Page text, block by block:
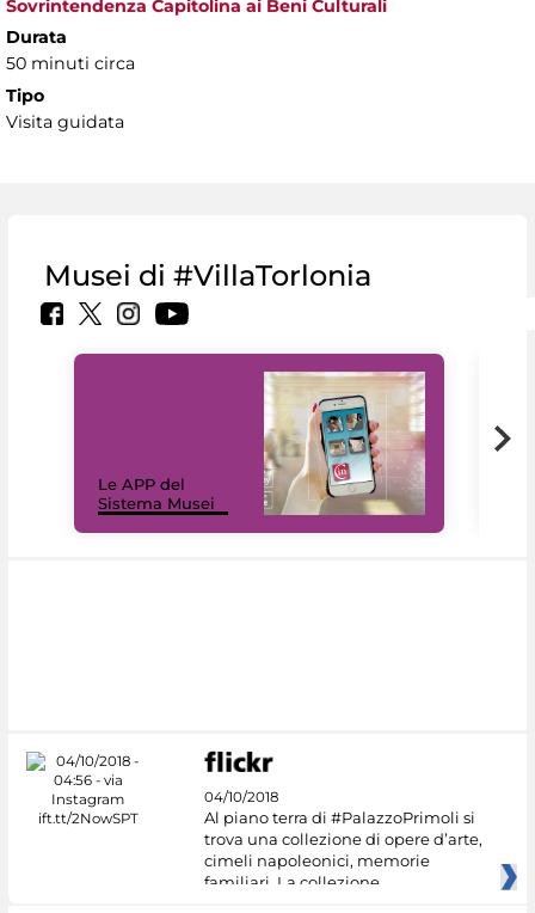
Sovrintendenza Capitolina ai Beni Culturali
Durata
50 minuti circa
Tipo
Visita guidata
Musei di #VillaTorlonia
Le APP del
Sistema Musei
04/10/2018
Al piano terra di #PalazzoPrimoli si
trova una collezione di opere d’arte,
cimeli napoleonici, memorie
familiari. La collezione